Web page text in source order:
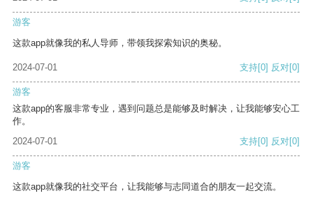
游客
这款app就像我的私人导师，带领我探索知识的奥秘。
2024-07-01 支持[0] 反对[0]
游客
这款app的客服非常专业，遇到问题总是能够及时解决，让我能够安心工
作。
2024-07-01
支持[0] 反对[0]
游客
这款app就像我的社交平台，让我能够与志同道合的朋友一起交流。